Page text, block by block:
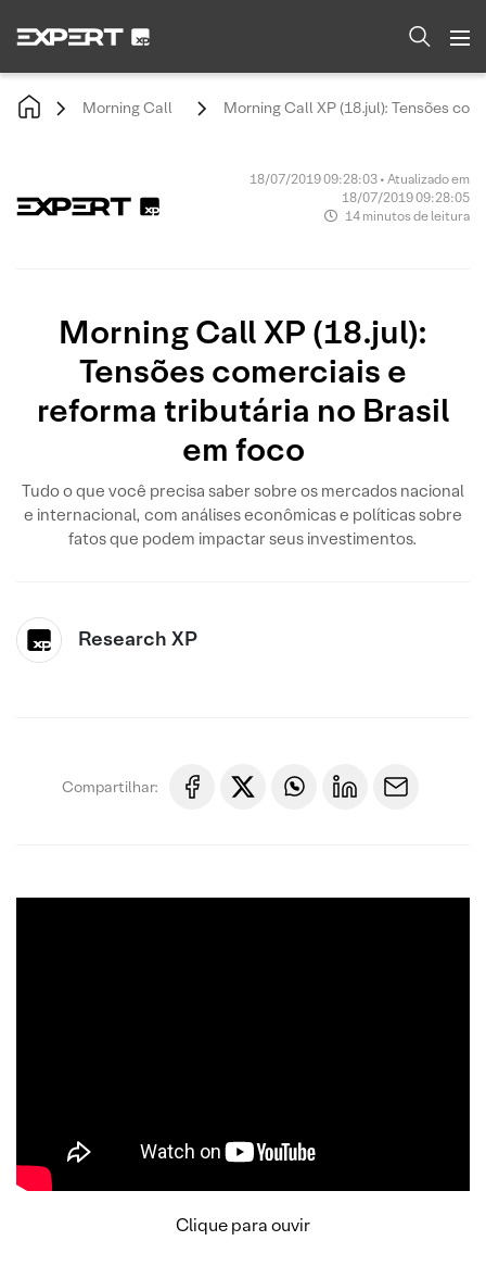
Morning Call Morning Call XP (18.jul): Tensões
18/07/2019 09:28:03 • Atualizado em
18/07/2019 09:28:05
14 minutos de leitura
Morning Call XP (18.jul):
Tensões comerciais e
reforma tributária no Brasil
em foco
Tudo o que você precisa saber sobre os mercados nacional
e internacional, com análises econômicas e políticas sobre
fatos que podem impactar seus investimentos.
Research XP
Compartilhar:
Clique para ouvir